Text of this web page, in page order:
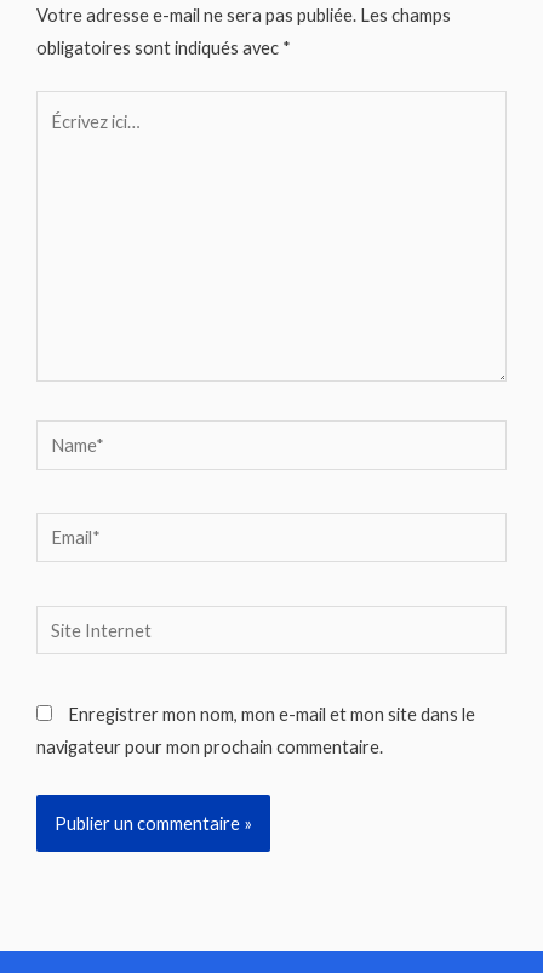
Votre adresse e-mail ne sera pas publiée. Les champs
obligatoires sont indiqués avec *
Name*
Email*
Site
Internet
Enregistrer mon nom, mon e-mail et mon site dans le
navigateur pour mon prochain commentaire.